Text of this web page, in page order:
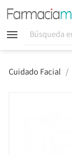
 
Cuidado Facial